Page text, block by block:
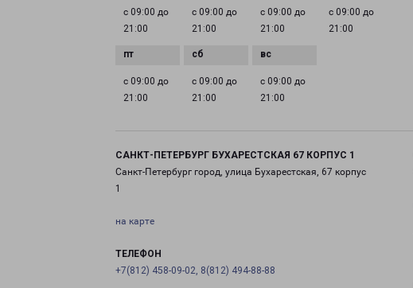
с 09:00 до
21:00
с 09:00 до
21:00
с 09:00 до
21:00
с 09:00 до
21:00
с 09:00 до
21:00
с 09:00 до
21:00
с 09:00 до
21:00
САНКТ-ПЕТЕРБУРГ БУХАРЕСТСКАЯ 67 КОРПУС 1
Санкт-Петербург город, улица Бухарестская, 67 корпус
1
на карте
ТЕЛЕФОН
+7(812) 458-09-02, 8(812) 494-88-88